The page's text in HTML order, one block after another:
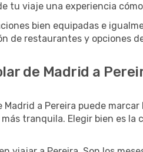
tu viaje una experiencia
bien equipadas e
de restaurantes y opciones
de Madrid a
Madrid a Pereira puede
tranquila. Elegir bien es